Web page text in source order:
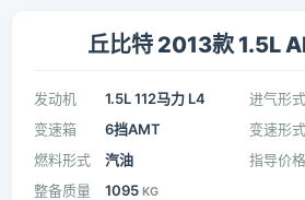
丘比特 2013款 1.5L
发动机 1.5L 112马力 L4 进气形式
变速箱
6挡AMT 变速形式
燃料形式
汽油 指导价格
整备质量 1095 KG